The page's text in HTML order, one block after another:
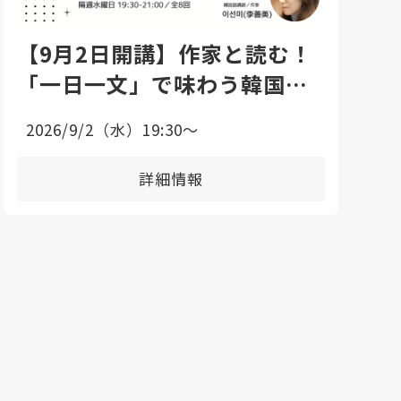
【9月2日開講】作家と読む！
「一日一文」で味わう韓国語
2026/9/2（水）19:30〜
詳細情報